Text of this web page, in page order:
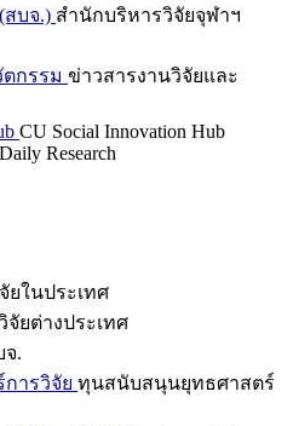
สบจ.) สำนักบริหารวิจัยจุฬาฯ
กรรม ข่าวสารงานวิจัยและ
CU Social Innovation Hub
Research
ยในประเทศ
จัยต่างประเทศ
จ.
ารวิจัย ทุนสนับสนุนยุทธศาสตร์